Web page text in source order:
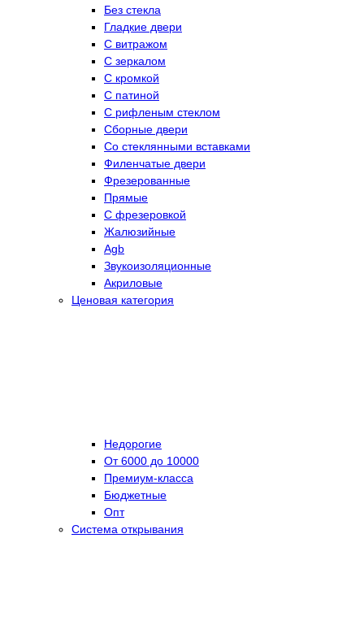
Без стекла
Гладкие двери
С витражом
С зеркалом
С кромкой
С патиной
С рифленым стеклом
Сборные двери
Со стеклянными вставками
Филенчатые двери
Фрезерованные
Прямые
С фрезеровкой
Жалюзийные
Agb
Звукоизоляционные
Акриловые
Ценовая категория
Недорогие
От 6000 до 10000
Премиум-класса
Бюджетные
Опт
Система открывания